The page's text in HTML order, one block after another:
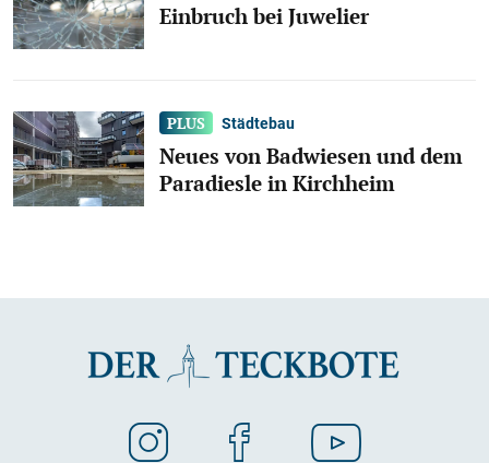
Einbruch bei Juwelier
Städtebau
Neues von Badwiesen und dem
Paradiesle in Kirchheim